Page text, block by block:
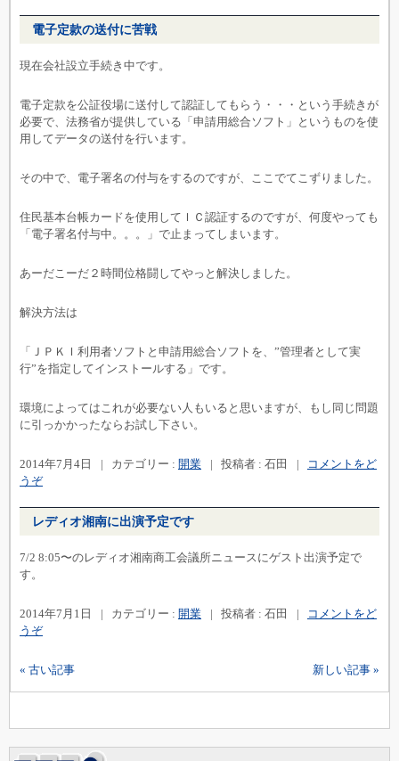
電子定款の送付に苦戦
現在会社設立手続き中です。
電子定款を公証役場に送付して認証してもらう・・・という手続きが
必要で、法務省が提供している「申請用総合ソフト」というものを使
用してデータの送付を行います。
その中で、電子署名の付与をするのですが、ここでてこずりました。
住民基本台帳カードを使用してＩＣ認証するのですが、何度やっても
「電子署名付与中。。。」で止まってしまいます。
あーだこーだ２時間位格闘してやっと解決しました。
解決方法は
「ＪＰＫＩ利用者ソフトと申請用総合ソフトを、”管理者として実
行”を指定してインストールする」です。
環境によってはこれが必要ない人もいると思いますが、もし同じ問題
に引っかかったならお試し下さい。
2014年7月4日 | カテゴリー : 開業 | 投稿者 : 石田 |
コメントをど
うぞ
レディオ湘南に出演予定です
7/2 8:05〜のレディオ湘南商工会議所ニュースにゲスト出演予定で
す。
2014年7月1日 | カテゴリー : 開業 | 投稿者 : 石田 |
コメントをど
うぞ
« 古い記事 新しい記事 »